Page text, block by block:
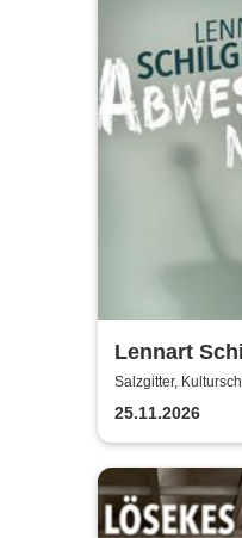
Lennart
Salzgitter,
25.11.2026